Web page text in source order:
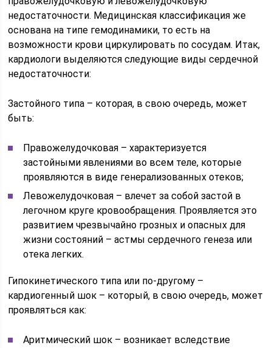
недостаточности. Медицинская классификация же
основана на типе гемодинамики, то есть на
возможности крови циркулировать по сосудам. Итак,
кардиологи выделяются следующие виды сердечной
недостаточности:
Застойного типа – которая, в свою очередь, может
быть:
Правожелудочковая – характеризуется
застойными явлениями во всем теле, которые
проявляются в виде генерализованных отеков;
Левожелудочковая – влечет за собой застой в
легочном круге кровообращения. Проявляется это
развитием чрезвычайно грозных и опасных для
жизни состояний – астмы сердечного генеза или
отека легких.
Гипокинетического типа или по-другому –
кардиогенный шок – который, в свою очередь, может
проявляться как:
Аритмический шок – возникает вследствие